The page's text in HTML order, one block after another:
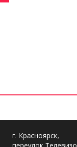
г. Красноярск,